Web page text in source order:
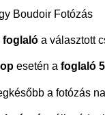
Boudoir Fotózás
foglaló a választott
esetén a foglaló
a fotózás